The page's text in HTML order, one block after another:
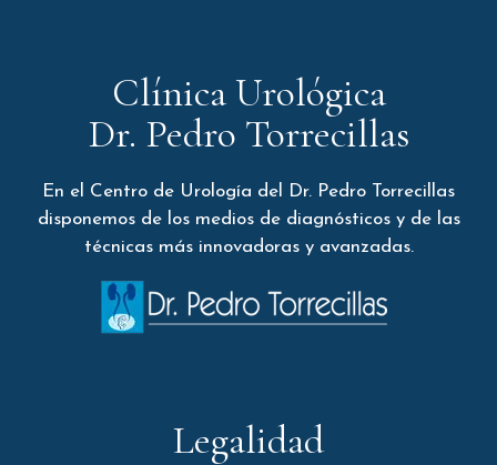
Clínica Urológica
Dr. Pedro Torrecillas
En el Centro de Urología del Dr. Pedro Torrecillas
disponemos de los medios de diagnósticos y de las
técnicas más innovadoras y avanzadas.
Legalidad